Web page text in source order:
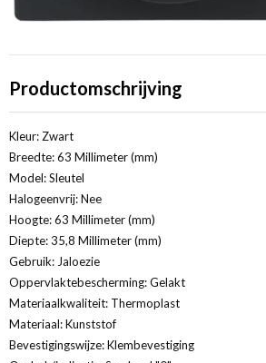
Productomschrijving
Kleur: Zwart
Breedte: 63 Millimeter (mm)
Model: Sleutel
Halogeenvrij: Nee
Hoogte: 63 Millimeter (mm)
Diepte: 35,8 Millimeter (mm)
Gebruik: Jaloezie
Oppervlaktebescherming: Gelakt
Materiaalkwaliteit: Thermoplast
Materiaal: Kunststof
Bevestigingswijze: Klembevestiging